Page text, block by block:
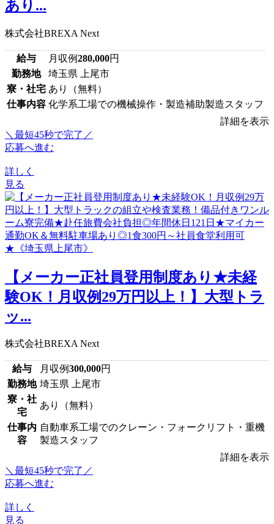
あり...
株式会社BREXA Next
給与 月収例280,000円
勤務地
埼玉県 上尾市
寮・社宅 あり（無料）
仕事内容 化学系工場での機械操作・製造補助製造スタッフ
詳細を表示
＼最短45秒で完了／
応募へ進む
詳しく
見る
【メーカー正社員登用制度あり★未経
験OK！月収例29万円以上！】大型トラ
ッ...
株式会社BREXA Next
給与 月収例300,000円
勤務地 埼玉県 上尾市
寮・社
宅
あり（無料）
仕事内
容
自動車系工場でのクレーン・フォークリフト・重機
製造スタッフ
詳細を表示
＼最短45秒で完了／
応募へ進む
詳しく
見る